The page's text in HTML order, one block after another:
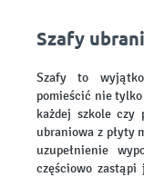
Szafy
Szafy to
pomieścić nie
każdej szkole czy
ubraniowa z płyty
uzupełnienie
częściowo zastąpi